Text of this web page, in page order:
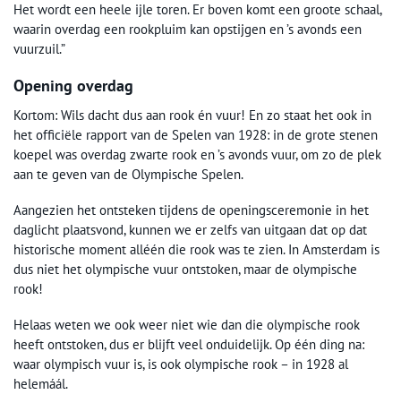
Het wordt een heele ijle toren. Er boven komt een groote schaal,
waarin overdag een rookpluim kan opstijgen en ’s avonds een
vuurzuil.”
Opening overdag
Kortom: Wils dacht dus aan rook én vuur! En zo staat het ook in
het officiële rapport van de Spelen van 1928: in de grote stenen
koepel was overdag zwarte rook en ’s avonds vuur, om zo de plek
aan te geven van de Olympische Spelen.
Aangezien het ontsteken tijdens de openingsceremonie in het
daglicht plaatsvond, kunnen we er zelfs van uitgaan dat op dat
historische moment alléén die rook was te zien. In Amsterdam is
dus niet het olympische vuur ontstoken, maar de olympische
rook!
Helaas weten we ook weer niet wie dan die olympische rook
heeft ontstoken, dus er blijft veel onduidelijk. Op één ding na:
waar olympisch vuur is, is ook olympische rook – in 1928 al
helemáál.